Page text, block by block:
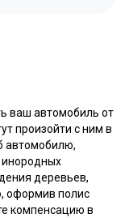
ваш автомобиль от
произойти с ним в
автомобилю,
инородных
деревьев,
оформив полис
компенсацию в